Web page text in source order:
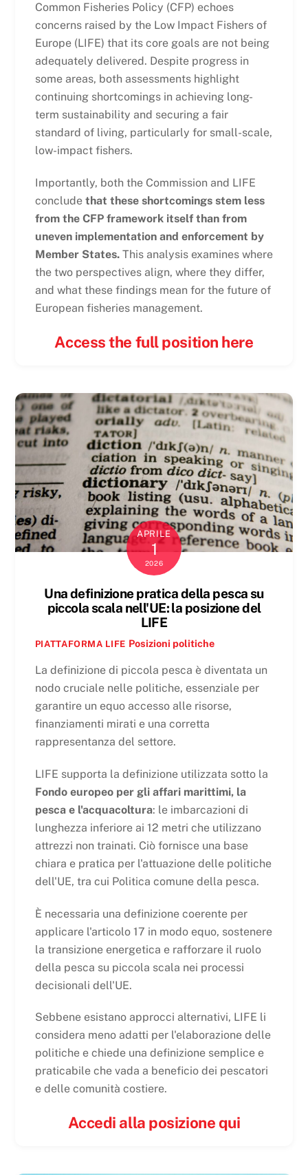
Common Fisheries Policy (CFP) echoes
concerns raised by the Low Impact Fishers of
Europe (LIFE) that its core goals are not being
adequately delivered. Despite progress in
some areas, both assessments highlight
continuing shortcomings in achieving long-
term sustainability and securing a fair
standard of living, particularly for small-scale,
low-impact fishers.
Importantly, both the Commission and LIFE
concludethat these shortcomings stem less
from the CFP framework itself than from
uneven implementation and enforcement by
Member States.This analysis examines where
the two perspectives align, where they differ,
and what these findings mean for the future of
European fisheries management.
Access the full position here
APRILE
1
2026
Una definizione pratica della pesca su
piccola scala nell'UE: la posizione del
LIFE
PIATTAFORMA LIFE Posizioni politiche
La definizione di piccola pesca è diventata un
nodo cruciale nelle politiche, essenziale per
garantire un equo accesso alle risorse,
finanziamenti mirati e una corretta
rappresentanza del settore.
LIFE supporta la definizione utilizzata sotto la
Fondo europeo per gli affari marittimi, la
pesca e l'acquacoltura: le imbarcazioni di
lunghezza inferiore ai 12 metri che utilizzano
attrezzi non trainati. Ciò fornisce una base
chiara e pratica per l'attuazione delle politiche
dell'UE, tra cui Politica comune della pesca.
È necessaria una definizione coerente per
applicare l'articolo 17 in modo equo, sostenere
la transizione energetica e rafforzare il ruolo
della pesca su piccola scala nei processi
decisionali dell'UE.
Sebbene esistano approcci alternativi, LIFE li
considera meno adatti per l'elaborazione delle
politiche e chiede una definizione semplice e
praticabile che vada a beneficio dei pescatori
e delle comunità costiere.
Accedi alla posizione qui